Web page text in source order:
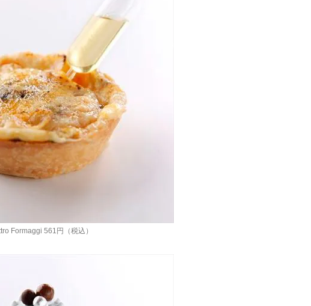
Formaggi 561円（税込）